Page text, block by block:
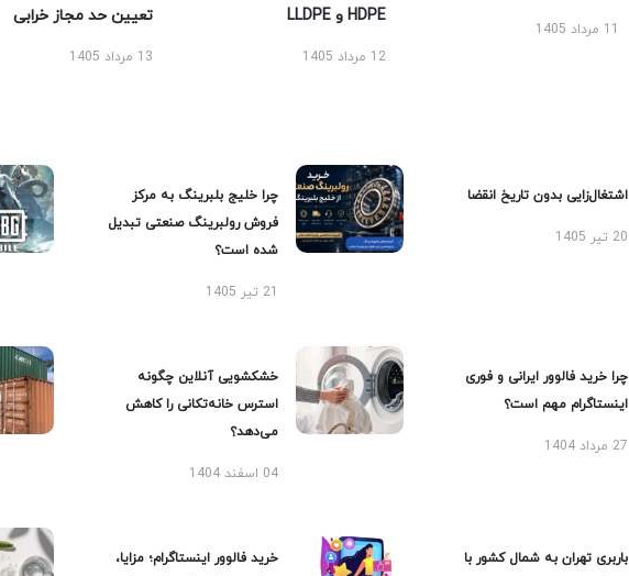
11 مرداد 1405
HDPE و LLDPE
12 مرداد 1405
تعیین حد مجاز خرابی
13 مرداد 1405
اشتغال‌زایی بدون تاریخ انقضا
20 تیر 1405
چرا خلیج بلبرینگ به مرکز
فروش رولبرینگ صنعتی تبدیل
شده است؟
21 تیر 1405
چرا خرید فالوور ایرانی و فوری
اینستاگرام مهم است؟
27 مرداد 1404
خشکشویی آنلاین چگونه
استرس خانه‌تکانی را کاهش
می‌دهد؟
04 اسفند 1404
باربری تهران به شمال کشور با
خرید فالوور اینستاگرام؛ مزایا،